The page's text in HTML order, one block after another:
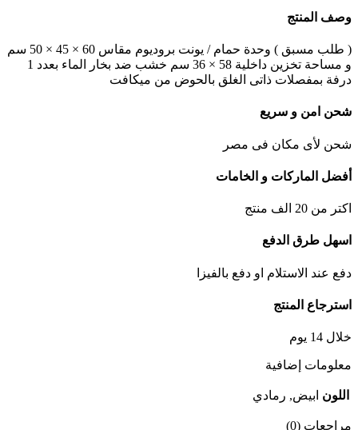
وصف المنتج
( طلب مسبق ) وحدة حمام / يونت بروديوم مقاس 60 × 45 × 50 سم
و مساحة تخزين داخلية 58 × 36 سم خشب ضد بخار الماء بعدد 1
درفة بمفصلات ذاتى الغلق بالحوض من ميكافت
شحن امن و سريع
شحن لأى مكان فى مصر
أفضل الماركات و الخامات
اكتر من 20 الف منتج
اسهل طرق الدفع
دفع عند الاستلام او دفع بالفيزا
استرجاع المنتج
خلال 14 يوم
معلومات إضافية
اللون ابيض, رمادي
مراجعات (0)